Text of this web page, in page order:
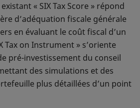
« SIX Tax Score » répond
d’adéquation fiscale générale
en évaluant le coût fiscal d’un
Tax on Instrument » s’oriente
pré-investissement du conseil
des simulations et des
plus détaillées d’un point